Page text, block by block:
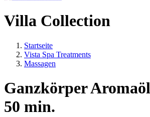
Villa Collection
Startseite
Vista Spa Treatments
Massagen
Ganzkörper
50 min.